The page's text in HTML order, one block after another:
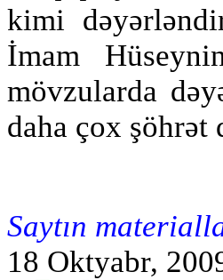
kimi
İmam
mövzularda
daha çox şöhrət
Saytın
18 Oktyabr,